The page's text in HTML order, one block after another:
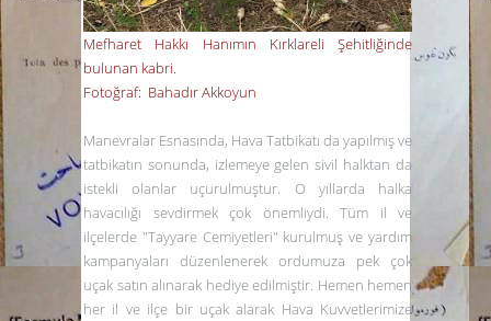
Mefharet Hakkı Hanımın Kırklareli Şehitliğinde
bulunan kabri.
Fotoğraf: Bahadır Akkoyun
Manevralar Esnasında, Hava Tatbikatı da yapılmış ve
tatbikatın sonunda, izlemeye gelen sivil halktan da
istekli olanlar uçurulmuştur. O yıllarda halka
havacılığı sevdirmek çok önemliydi. Tüm il ve
ilçelerde "Tayyare Cemiyetleri" kurulmuş ve yardım
kampanyaları düzenlenerek ordumuza pek çok
uçak satın alınarak hediye edilmiştir. Hemen hemen
her il ve ilçe bir uçak alarak Hava Kuvvetlerimize